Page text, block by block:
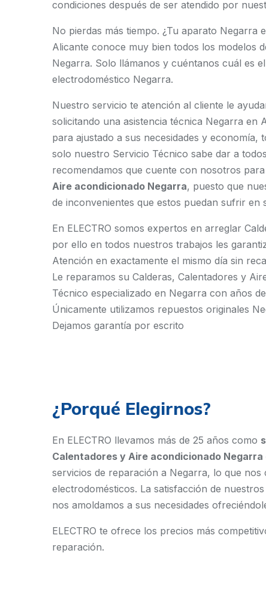
condiciones después de ser atendido por
No pierdas más tiempo. ¿Tu aparato Negarra
Alicante conoce muy bien todos los modelos
Negarra. Solo llámanos y cuéntanos cuál es
electrodoméstico Negarra.
Nuestro servicio te atención al cliente le
solicitando una asistencia técnica Negarra
para ajustado a sus necesidades y
solo nuestro Servicio Técnico sabe dar a
recomendamos que cuente con nosotros
Aire acondicionado Negarra, puesto que
de inconvenientes que estos puedan sufrir en
En ELECTRO somos expertos en arreglar
por ello en todos nuestros trabajos les
Atención en exactamente el mismo día sin
Le reparamos su Calderas, Calentadores y
Técnico especializado en Negarra con años
Únicamente utilizamos repuestos originales
Dejamos garantía por escrito
¿Porqué Elegirnos?
En ELECTRO llevamos más de 25 años como
Calentadores y Aire acondicionado
servicios de reparación a Negarra, lo que
electrodomésticos. La satisfacción de
nos amoldamos a sus necesidades
ELECTRO te ofrece los precios más
reparación.